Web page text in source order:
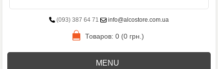
(093) 387 64 71 info@alcostore.com.ua
Товаров: 0 (0 грн.)
MENU